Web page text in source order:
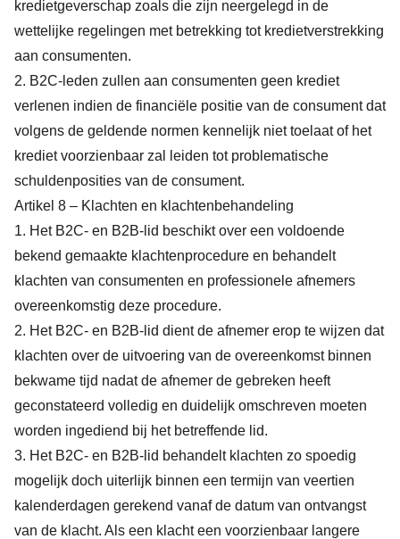
kredietgeverschap zoals die zijn neergelegd in de
wettelijke regelingen met betrekking tot kredietverstrekking
aan consumenten.
2. B2C-leden zullen aan consumenten geen krediet
verlenen indien de financiële positie van de consument dat
volgens de geldende normen kennelijk niet toelaat of het
krediet voorzienbaar zal leiden tot problematische
schuldenposities van de consument.
Artikel 8 – Klachten en klachtenbehandeling
1. Het B2C- en B2B-lid beschikt over een voldoende
bekend gemaakte klachtenprocedure en behandelt
klachten van consumenten en professionele afnemers
overeenkomstig deze procedure.
2. Het B2C- en B2B-lid dient de afnemer erop te wijzen dat
klachten over de uitvoering van de overeenkomst binnen
bekwame tijd nadat de afnemer de gebreken heeft
geconstateerd volledig en duidelijk omschreven moeten
worden ingediend bij het betreffende lid.
3. Het B2C- en B2B-lid behandelt klachten zo spoedig
mogelijk doch uiterlijk binnen een termijn van veertien
kalenderdagen gerekend vanaf de datum van ontvangst
van de klacht. Als een klacht een voorzienbaar langere